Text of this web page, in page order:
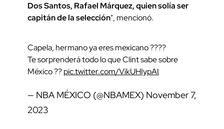
Dos Santos, Rafael Márquez, quien solía ser
capitán de la selección", mencionó.
Capela, hermano ya eres mexicano ????
Te sorprenderá todo lo que Clint sabe sobre
México ??pic.twitter.com/VikUHIypAI
— NBA MÉXICO (@NBAMEX) November 7,
2023